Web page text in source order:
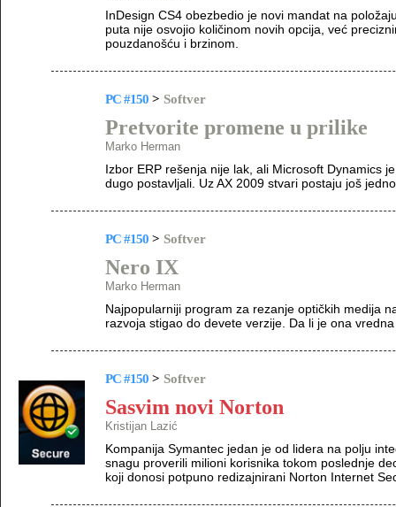
InDesign CS4 obezbedio je novi mandat na
puta nije osvojio količinom novih opcija, već
pouzdanošću i brzinom.
PC #150 > Softver
Pretvorite promene u prilike
Marko Herman
Izbor ERP rešenja nije lak, ali Microsoft Dynamics
dugo postavljali. Uz AX 2009 stvari postaju još
PC #150 > Softver
Nero IX
Marko Herman
Najpopularniji program za rezanje optičkih medija
razvoja stigao do devete verzije. Da li je ona
PC #150 > Softver
Sasvim novi Norton
Kristijan Lazić
Kompanija Symantec jedan je od lidera na polju
snagu proverili milioni korisnika tokom poslednje
koji donosi potpuno redizajnirani Norton Internet